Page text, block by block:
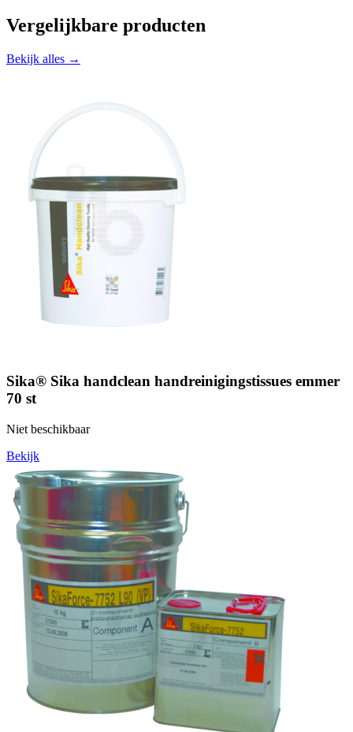
Vergelijkbare producten
Bekijk alles →
Sika® Sika handclean handreinigingstissues emmer
70 st
Niet beschikbaar
Bekijk